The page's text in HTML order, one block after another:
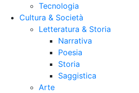
Tecnologia
Cultura & Società
Letteratura & Storia
Narrativa
Poesia
Storia
Saggistica
Arte